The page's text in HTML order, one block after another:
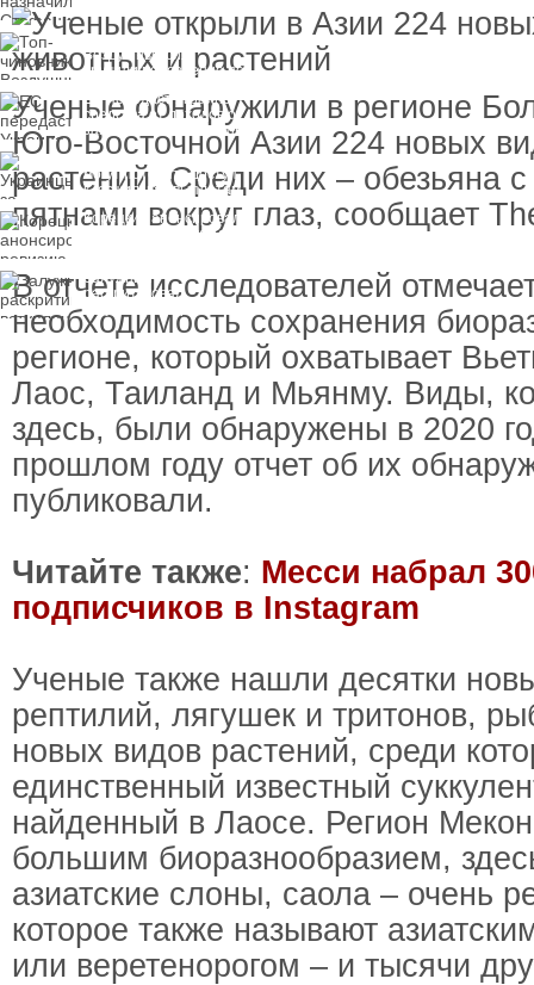
Топ-чиновнику
Воздушных сил
вручили подозрение по
1 млрд гривен
ЕС передаст Украине
средства от доходов от
замороженных активов
России
Украинцы за рубежом
могут потерять доступ
к госжилью и выплатам
Корецкий анонсировал
ревизию госбюджета
Залужный
раскритиковал
НАТО и предлагает
другие варианты
Ученые обнаружили в регионе
Юго-Восточной Азии 224 новых
растений. Среди них – обезьяна
пятнами вокруг глаз, сообщает
В отчете исследователей
необходимость сохранения
регионе, который охватывает
Лаос, Таиланд и Мьянму. Виды,
здесь, были обнаружены в 2020
прошлом году отчет об их
публиковали.
Читайте также: Месси набрал
подписчиков в Instagram
Ученые также нашли десятки
рептилий, лягушек и тритонов,
новых видов растений, среди
единственный известный
найденный в Лаосе. Регион
большим биоразнообразием,
азиатские слоны, саола – очень
которое также называют
или веретенорогом – и тысячи